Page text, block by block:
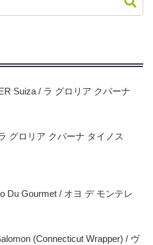
Suiza / ラ グロリア クバーナ
グロリア クバーナ タイノス
Du Gourmet / オヨ デ モンテレ
(Connecticut Wrapper) / ヴ